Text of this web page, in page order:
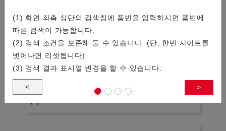
(1) 화면 좌측 상단의 검색창에 품번을 입력하시면 품번에
따른 검색이 가능합니다.
(2) 검색 조건을 보존해 둘 수 있습니다. (단, 한번 사이트를
벗어나면 리셋됩니다)
(3) 검색 결과 표시열 변경을 할 수 있습니다.
< >
단종(생산중지)제품 목록
신규채용 비추천제품에 관한 알림